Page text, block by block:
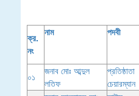
ক্র.
নং
নাম পদবী
০১
জনাব মোঃ আব্দুল
লতিফ
প্রতিষ্ঠাতা
চেয়ারম্যান